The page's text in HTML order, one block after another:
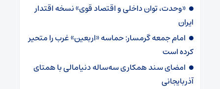
«وحدت، توان داخلی و اقتصاد قوی» نسخه اقتدار
ایران
امام جمعه گرمسار: حماسه «اربعین» غرب را متحیر
کرده است
امضای سند همکاری سه‌ساله دنیامالی با همتای
آذربایجانی